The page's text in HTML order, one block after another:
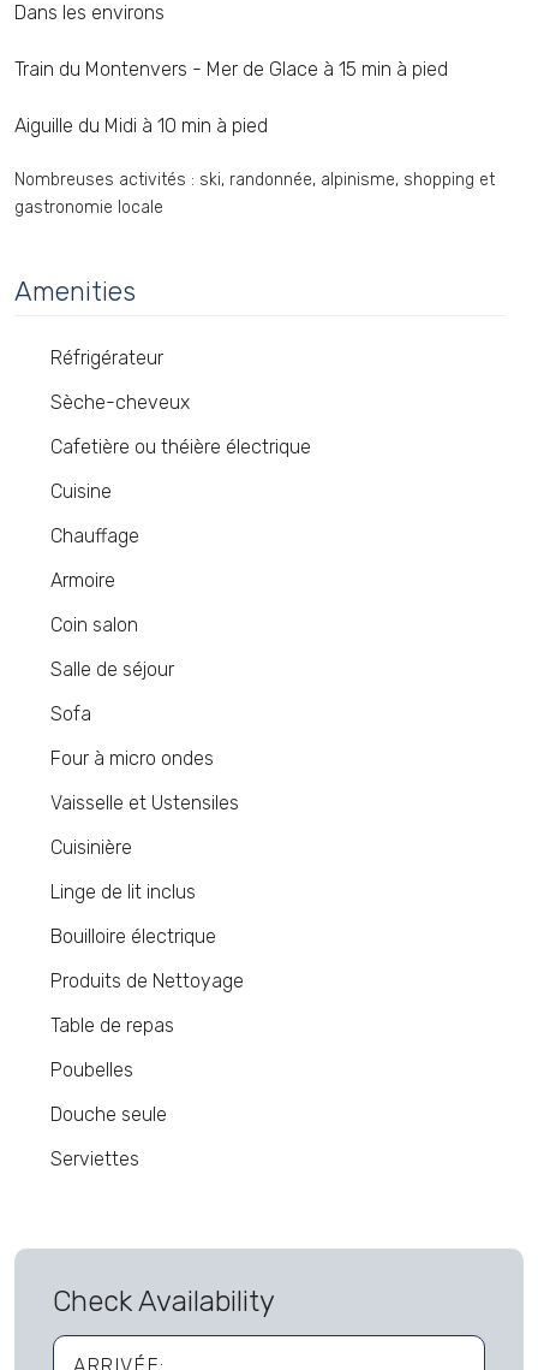
Dans les environs
Train du Montenvers - Mer de Glace à 15 min à pied
Aiguille du Midi à 10 min à pied
Nombreuses activités : ski, randonnée, alpinisme, shopping et
gastronomie locale
Amenities
Réfrigérateur
Sèche-cheveux
Cafetière ou théière électrique
Cuisine
Chauffage
Armoire
Coin salon
Salle de séjour
Sofa
Four à micro ondes
Vaisselle et Ustensiles
Cuisinière
Linge de lit inclus
Bouilloire électrique
Produits de Nettoyage
Table de repas
Poubelles
Douche seule
Serviettes
Check Availability